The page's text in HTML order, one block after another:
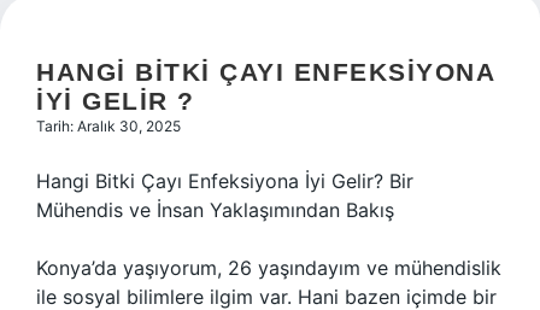
Hakkımızda
HANGI BITKI ÇAYI ENFEKSIYONA
IYI GELIR ?
Tarih: Aralık 30, 2025
Hangi Bitki Çayı Enfeksiyona İyi Gelir? Bir
Mühendis ve İnsan Yaklaşımından Bakış
Konya’da yaşıyorum, 26 yaşındayım ve mühendislik
ile sosyal bilimlere ilgim var. Hani bazen içimde bir